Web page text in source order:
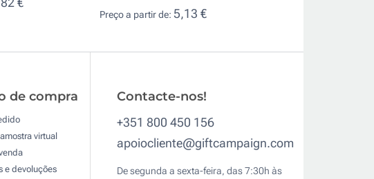
Preço a partir de: 5,13 €
de compra
virtual
e devoluções
Contacte-nos!
+351 800 450 156
apoiocliente@giftcampaign.com
De segunda a sexta-feira, das 7:30h às